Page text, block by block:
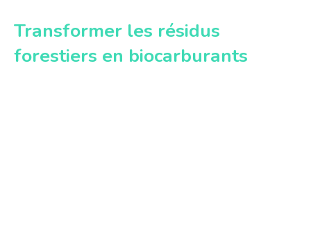
Transformer les résidus
forestiers en biocarburants